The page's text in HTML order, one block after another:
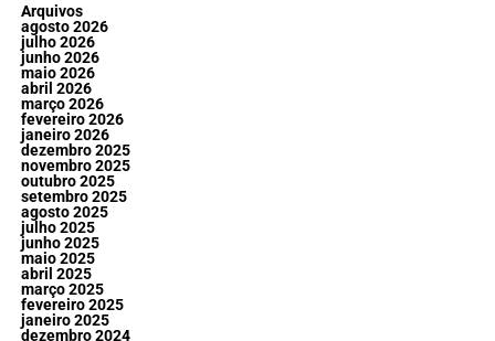
Arquivos
agosto 2026
julho 2026
junho 2026
maio 2026
abril 2026
março 2026
fevereiro 2026
janeiro 2026
dezembro 2025
novembro 2025
outubro 2025
setembro 2025
agosto 2025
julho 2025
junho 2025
maio 2025
abril 2025
março 2025
fevereiro 2025
janeiro 2025
dezembro 2024